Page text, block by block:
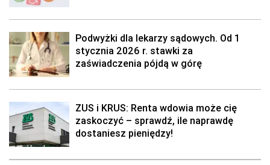
Podwyżki dla lekarzy sądowych. Od 1
stycznia 2026 r. stawki za
zaświadczenia pójdą w górę
ZUS i KRUS: Renta wdowia może cię
zaskoczyć – sprawdź, ile naprawdę
dostaniesz pieniędzy!